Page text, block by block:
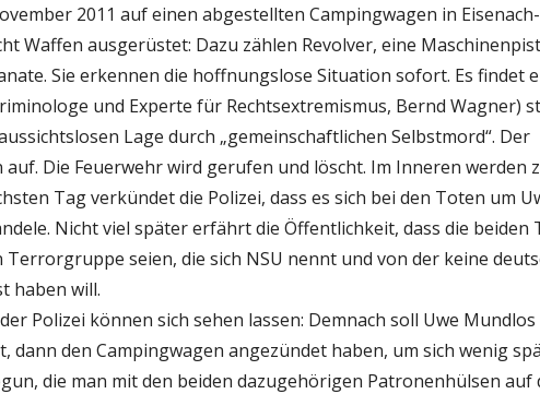
2011 auf einen abgestellten Campingwagen in Eisenach-
Waffen ausgerüstet: Dazu zählen Revolver, eine
Sie erkennen die hoffnungslose Situation sofort. Es findet
und Experte für Rechtsextremismus, Bernd Wagner)
Lage durch „gemeinschaftlichen Selbstmord“. Der
Die Feuerwehr wird gerufen und löscht. Im Inneren werden
Tag verkündet die Polizei, dass es sich bei den Toten um
Nicht viel später erfährt die Öffentlichkeit, dass die beiden
seien, die sich NSU nennt und von der keine
haben will.
Polizei können sich sehen lassen: Demnach soll Uwe
dann den Campingwagen angezündet haben, um sich wenig
die man mit den beiden dazugehörigen Patronenhülsen auf